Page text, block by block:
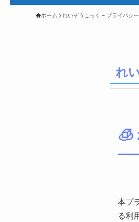
ホーム れいぞうこっく – プライバシ
れ
🧊
本プ
る利